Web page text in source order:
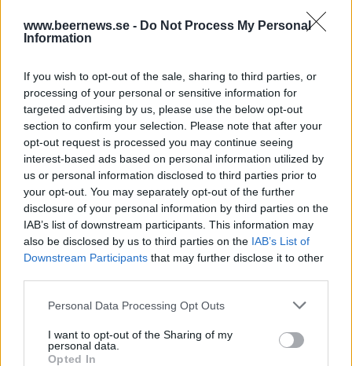
www.beernews.se - Do Not Process My Personal
Information
If you wish to opt-out of the sale, sharing to third parties, or
processing of your personal or sensitive information for
targeted advertising by us, please use the below opt-out
section to confirm your selection. Please note that after your
opt-out request is processed you may continue seeing
interest-based ads based on personal information utilized by
us or personal information disclosed to third parties prior to
your opt-out. You may separately opt-out of the further
disclosure of your personal information by third parties on the
IAB’s list of downstream participants. This information may
also be disclosed by us to third parties on the IAB’s List of
Downstream Participants that may further disclose it to other
Personal Data Processing Opt Outs
I want to opt-out of the Sharing of my
personal data.
Opted In
West Coast Beersmiths
Lycke Bryggeri
0%
0%
REKOMMENDERAD LÄSNING
Juniquizet – har du hängt med i nyhetsflödet?